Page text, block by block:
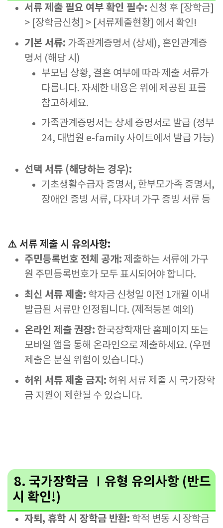
서류 제출 필요 여부 확인 필수: 신청 후 [장학금]
> [장학금신청] > [서류제출현황] 에서 확인!
기본 서류: 가족관계증명서 (상세), 혼인관계증
명서 (해당 시)
부모님 상황, 결혼 여부에 따라 제출 서류가
다릅니다. 자세한 내용은 위에 제공된 표를
참고하세요.
가족관계증명서는 상세 증명서로 발급 (정부
24, 대법원 e-family 사이트에서 발급 가능)
선택 서류 (해당하는 경우):
기초생활수급자 증명서, 한부모가족 증명서,
장애인 증빙 서류, 다자녀 가구 증빙 서류 등
⚠️ 서류 제출 시 유의사항:
주민등록번호 전체 공개: 제출하는 서류에 가구
원 주민등록번호가 모두 표시되어야 합니다.
최신 서류 제출: 학자금 신청일 이전 1개월 이내
발급된 서류만 인정됩니다. (제적등본 예외)
온라인 제출 권장: 한국장학재단 홈페이지 또는
모바일 앱을 통해 온라인으로 제출하세요. (우편
제출은 분실 위험이 있습니다.)
허위 서류 제출 금지: 허위 서류 제출 시 국가장학
금 지원이 제한될 수 있습니다.
8. 국가장학금 Ⅰ유형 유의사항 (반드
시 확인!)
자퇴, 휴학 시 장학금 반환: 학적 변동 시 장학금